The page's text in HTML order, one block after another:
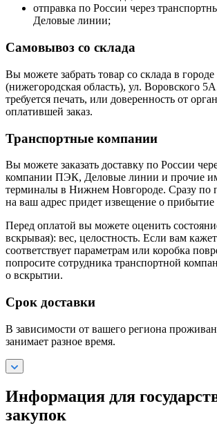
отправка по России через
Деловые линии;
Самовывоз со склада
Вы можете забрать товар со склада в
(нижегородская область), ул. Воровского
требуется печать, или доверенность от
оплатившей заказ.
Транспортные компании
Вы можете заказать доставку по России
компании ПЭК, Деловые линии и прочие
терминалы в Нижнем Новгороде. Сразу по
на ваш адрес придет извещение о прибытие
Перед оплатой вы можете оценить
вскрывая): вес, целостность. Если вам
соответствует параметрам или коробка
попросите сотрудника транспортной
о вскрытии.
Срок доставки
В зависимости от вашего региона
занимает разное время.
Информация для
закупок